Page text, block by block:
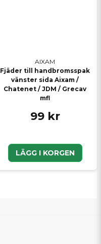
AIXAM
Fjäder till handbromsspak
vänster sida Aixam /
Chatenet / JDM / Grecav
mfl
99 kr
LÄGG I KORGEN